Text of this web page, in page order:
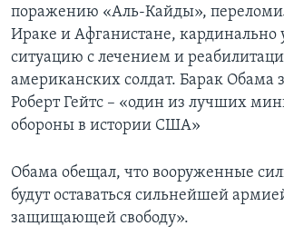
поражению «Аль-Кайды»,
Ираке и Афганистане, кардинально
ситуацию с лечением и
американских солдат. Барак Обама
Роберт Гейтс – «один из лучших
обороны в истории США»
Обама обещал, что вооруженные
будут оставаться сильнейшей
защищающей свободу».